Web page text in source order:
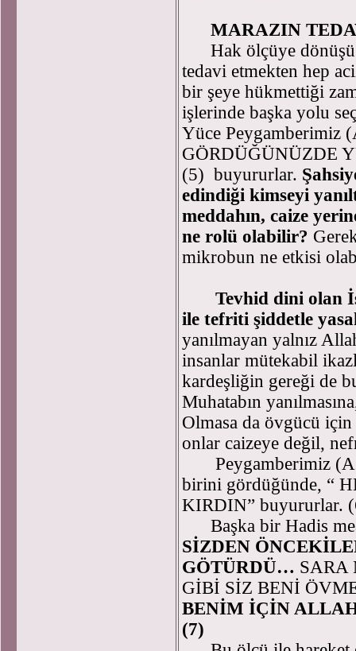
MARAZIN
Hak ölçüye dönüşü
tedavi etmekten hep
bir şeye hükmettiği
işlerinde başka yolu
Yüce Peygamberimiz
GÖRDÜĞÜNÜZDE
(5) buyururlar.
edindiği kimseyi
meddahın, caize
ne rolü olabilir?
mikrobun ne etkisi
Tevhid dini olan
ile tefriti şiddetle
yanılmayan yalnız
insanlar mütekabil
kardeşliğin gereği de
Muhatabın
Olmasa da övgücü
onlar caizeye değil,
Peygamberimiz
birini gördüğünde, “
KIRDIN” buyururlar.
Başka bir Hadis
SİZDEN
GÖTÜRDÜ… SARA
GİBİ SİZ BENİ
BENİM İÇİN
(7)